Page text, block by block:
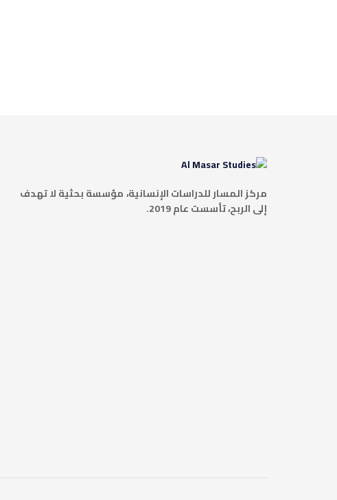
مركز المسار للدراسات الإنسانية، مؤسسة بحثية لا تهدف
إلى الربح، تأسست عام 2019.